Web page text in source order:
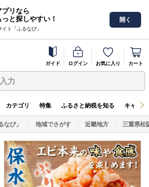
リなら
と探しやすい！
ト「ふるなび」
開く
ガイド ログイン お気に入り カート
力
カテゴリ 特集 ふるさと納税を知る キャン
なび」 地域でさがす 近畿地方 三重県松